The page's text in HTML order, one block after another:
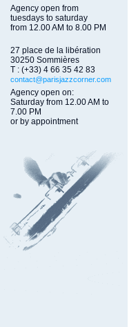
Agency open from
tuesdays to saturday
from 12.00 AM to 8.00 PM
27 place de la libération
30250 Sommières
T : (+33) 4 66 35 42 83
contact@parisjazzcorner.com
Agency open on:
Saturday from 12.00 AM to
7.00 PM
or by appointment